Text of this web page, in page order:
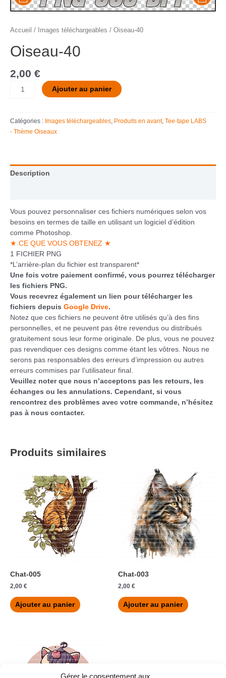
Gérer le consentement aux
Accueil / Images téléchargeables / Oiseau-40
Oiseau-40
2,00 €
Ajouter au panier
Catégories : Images téléchargeables Produits en avant, Tee-tape LABS
- Thème Oiseaux
Description
Vous pouvez personnaliser ces fichiers numériques selon vos
besoins en termes de taille en utilisant un logiciel d’édition
comme Photoshop.
★ CE QUE VOUS OBTENEZ ★
1 FICHIER PNG
*L’arrière-plan du fichier est transparent*
Une fois votre paiement confirmé, vous pourrez télécharger
les fichiers PNG.
Vous recevrez également un lien pour télécharger les
fichiers depuis Google Drive.
Notez que ces fichiers ne peuvent être utilisés qu’à des fins
personnelles, et ne peuvent pas être revendus ou distribués
gratuitement sous leur forme originale. De plus, vous ne pouvez
pas revendiquer ces designs comme étant les vôtres. Nous ne
serons pas responsables des erreurs d’impression ou autres
erreurs commises par l’utilisateur final.
Veuillez noter que nous n’acceptons pas les retours, les
échanges ou les annulations. Cependant, si vous
rencontrez des problèmes avec votre commande, n’hésitez
pas à nous contacter.
Produits similaires
Chat-005
2,00 €
Ajouter au panier
Chat-003
2,00 €
Ajouter au panier